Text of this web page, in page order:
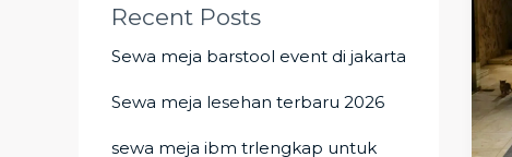
Recent Posts
Sewa meja barstool event di jakarta
Sewa meja lesehan terbaru 2026
sewa meja ibm trlengkap untuk
di